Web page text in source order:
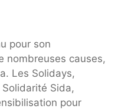
pour son
nombreuses causes,
Les Solidays,
Sida,
pour